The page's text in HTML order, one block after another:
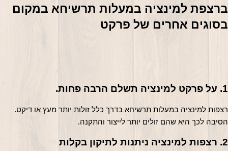
ברצפת למינציה במעלות תרשיחא במקום
אחרים של פרקט
הרבה פחות.
רצפות למינציה במעלות תרשיחא בדרך כלל זולות יותר מעץ או דיקט.
לכך היא שהם זולים יותר לייצור והתקנה.
לתיקון בקלות